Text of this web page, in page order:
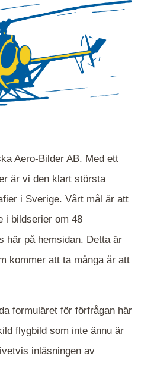
gröna mappar är det
för att komma
söker och klicka på
Aero-Bilder AB. Med ett
är vi den klart största
i Sverige. Vårt mål är att
i bildserier om 48
här på hemsidan. Detta är
kommer att ta många år att
formuläret för förfrågan här
flygbild som inte ännu är
inläsningen av